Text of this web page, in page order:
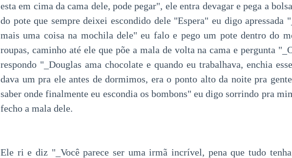
esta em cima da cama dele, pode pegar", ele entra devagar e pega a
do pote que sempre deixei escondido dele "Espera" eu digo apressada
mais uma coisa na mochila dele" eu falo e pego um pote dentro do
roupas, caminho até ele que põe a mala de volta na cama e pergunta
respondo "_Douglas ama chocolate e quando eu trabalhava, enchia
dava um pra ele antes de dormimos, era o ponto alto da noite pra
saber onde finalmente eu escondia os bombons" eu digo sorrindo pra
fecho a mala dele.
Ele ri e diz "_Você parece ser uma irmã incrível, pena que tudo